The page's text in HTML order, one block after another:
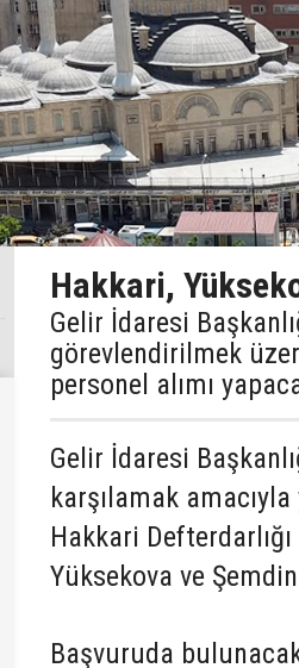
Hakkari,
Gelir İdaresi
görevlendirilmek
personel alımı
Gelir İdaresi
karşılamak
Hakkari
Yüksekova ve
Başvuruda